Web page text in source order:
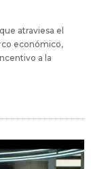
atraviesa el
económico,
a la